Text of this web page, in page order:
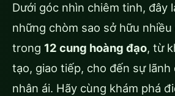
Dưới góc nhìn chiêm tinh, đây
những chòm sao sở hữu
trong 12 cung hoàng đạo, từ
tạo, giao tiếp, cho đến sự lãnh
nhân ái. Hãy cùng khám phá